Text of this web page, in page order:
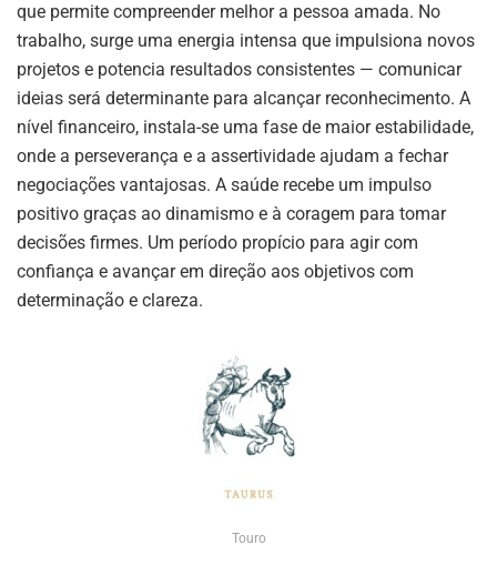
que permite compreender melhor a pessoa amada. No
trabalho, surge uma energia intensa que impulsiona novos
projetos e potencia resultados consistentes — comunicar
ideias será determinante para alcançar reconhecimento. A
nível financeiro, instala-se uma fase de maior estabilidade,
onde a perseverança e a assertividade ajudam a fechar
negociações vantajosas. A saúde recebe um impulso
positivo graças ao dinamismo e à coragem para tomar
decisões firmes. Um período propício para agir com
confiança e avançar em direção aos objetivos com
determinação e clareza.
Touro